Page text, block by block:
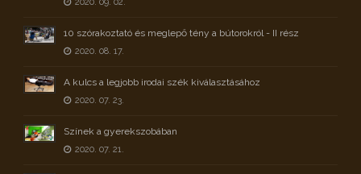
10 szórakoztató és meglepő tény a bútorokról - II rész
2020. 08. 17.
A kulcs a legjobb irodai szék kiválasztásához
2020. 07. 23.
Színek a gyerekszobában
2020. 07. 21.